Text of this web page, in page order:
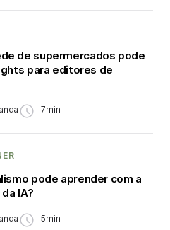
de supermercados pode
para editores de
7min
pode aprender com a
IA?
5min